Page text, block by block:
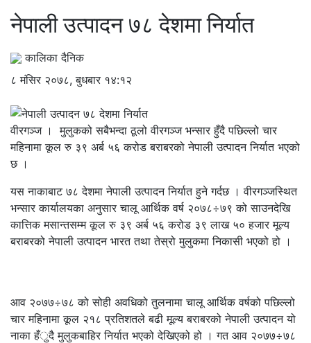
नेपाली उत्पादन ७८ देशमा निर्यात
कालिका दैनिक
८ मंसिर २०७८, बुधबार १४:१२
वीरगञ्ज । मुलुकको सबैभन्दा ठूलो वीरगञ्ज भन्सार हुँदै पछिल्लो चार
महिनामा कूल रु ३९ अर्ब ५६ करोड बराबरको नेपाली उत्पादन निर्यात भएको
छ ।
यस नाकाबाट ७८ देशमा नेपाली उत्पादन निर्यात हुने गर्दछ । वीरगञ्जस्थित
भन्सार कार्यालयका अनुसार चालू आर्थिक वर्ष २०७८÷७९ को साउनदेखि
कात्तिक मसान्तसम्म कूल रु ३९ अर्ब ५६ करोड ३९ लाख ५० हजार मूल्य
बराबरको नेपाली उत्पादन भारत तथा तेस्रो मुलुकमा निकासी भएको हो ।
आव २०७७÷७८ को सोही अवधिको तुलनामा चालू आर्थिक वर्षको पछिल्लो
चार महिनामा कूल २१८ प्रतिशतले बढी मूल्य बराबरको नेपाली उत्पादन यो
नाका हँुदै मुलुकबाहिर निर्यात भएको देखिएको हो । गत आव २०७७÷७८